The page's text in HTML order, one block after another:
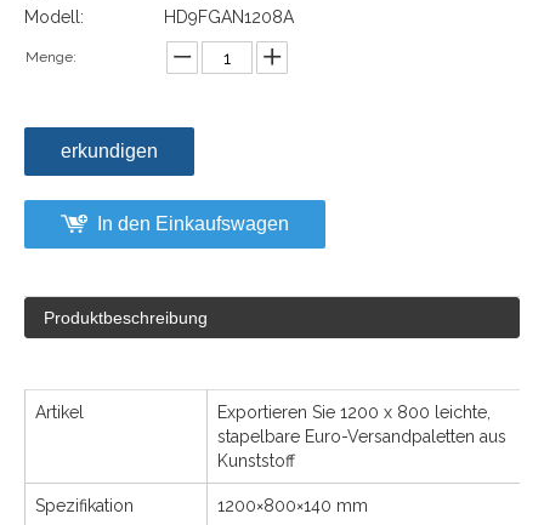
Modell:
HD9FGAN1208A
Menge:
erkundigen
In den Einkaufswagen
Produktbeschreibung
Artikel
Exportieren Sie 1200 x 800 leichte,
stapelbare Euro-Versandpaletten aus
Kunststoff
Spezifikation 1200×800×140 mm